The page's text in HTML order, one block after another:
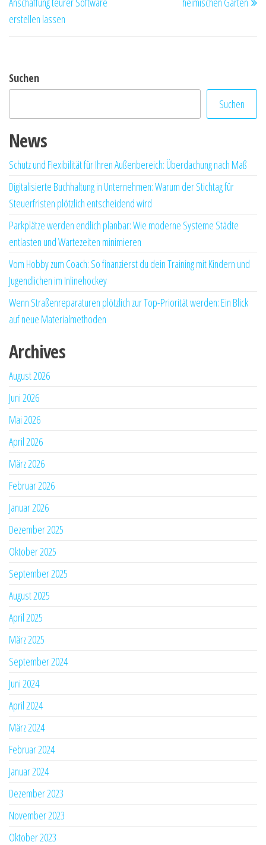
erstellen lassen
Suchen
Suchen
News
Schutz und Flexibilität für Ihren Außenbereich: Überdachung nach Maß
Digitalisierte Buchhaltung in Unternehmen: Warum der Stichtag für
Steuerfristen plötzlich entscheidend wird
Parkplätze werden endlich planbar: Wie moderne Systeme Städte
entlasten und Wartezeiten minimieren
Vom Hobby zum Coach: So finanzierst du dein Training mit Kindern und
Jugendlichen im Inlinehockey
Wenn Straßenreparaturen plötzlich zur Top-Priorität werden: Ein Blick
auf neue Materialmethoden
Archives
August 2026
Juni 2026
Mai 2026
April 2026
März 2026
Februar 2026
Januar 2026
Dezember 2025
Oktober 2025
September 2025
August 2025
April 2025
März 2025
September 2024
Juni 2024
April 2024
März 2024
Februar 2024
Januar 2024
Dezember 2023
November 2023
Oktober 2023